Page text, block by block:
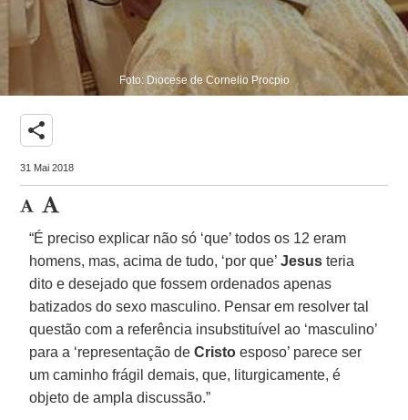
Foto: Diocese de Cornelio Procpio
share
31 Mai 2018
“É preciso explicar não só ‘que’ todos os 12 eram
homens, mas, acima de tudo, ‘por que’Jesus teria
dito e desejado que fossem ordenados apenas
batizados do sexo masculino. Pensar em resolver tal
questão com a referência insubstituível ao ‘masculino’
para a ‘representação deCristo esposo’ parece ser
um caminho frágil demais, que, liturgicamente, é
objeto de ampla discussão.”